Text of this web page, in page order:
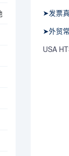
➤发票
➤外贸
USA